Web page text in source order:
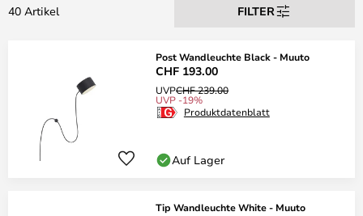
40 Artikel FILTER
Post Wandleuchte Black - Muuto
CHF 193.00
UVPCHF 239.00
UVP -19%
Produktdatenblatt
Auf Lager
Tip Wandleuchte White - Muuto